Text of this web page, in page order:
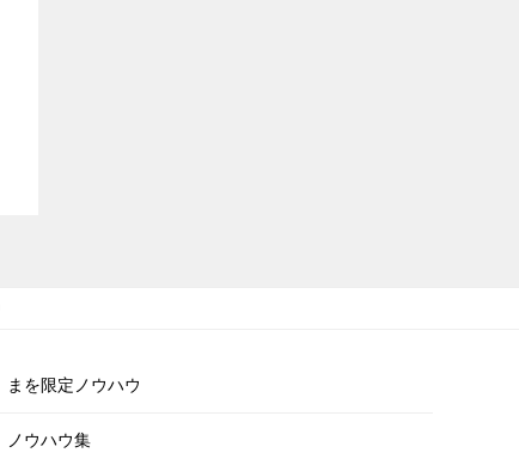
まを限定ノウハウ
ノウハウ集